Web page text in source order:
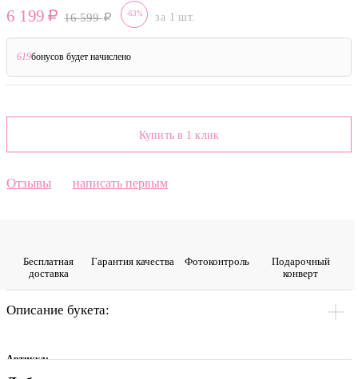
6 199 16 599 -63% за 1 шт.
619бонусов будет начислено
Купить в 1 клик
Отзывы написать первым
Бесплатная
доставка
Гарантия качества Фото­контроль
Подарочный
конверт
Описание букета:
Артикул: